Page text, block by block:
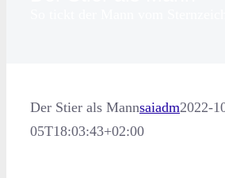
Der Stier als Mannsaiadm2022-
05T18:03:43+02:00